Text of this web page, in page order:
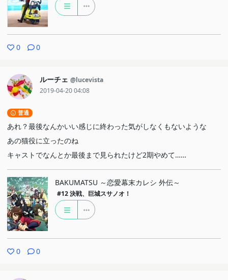
0 0
ルーチェ @lucevista
2019-04-20 04:08
普通
あれ？最後なんかいい感じに終わった気がしなくもないような
あの猫役に立ったのね
キャストでなんとか最後まで見られたけど2期やめて……
BAKUMATSU ～恋愛幕末カレシ 外伝～
#12 決戦、巨城スサノオ！
0 0